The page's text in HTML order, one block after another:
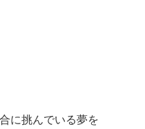
に挑んでいる夢を